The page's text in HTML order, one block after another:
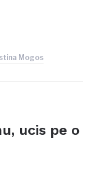
Mogos
ucis pe o